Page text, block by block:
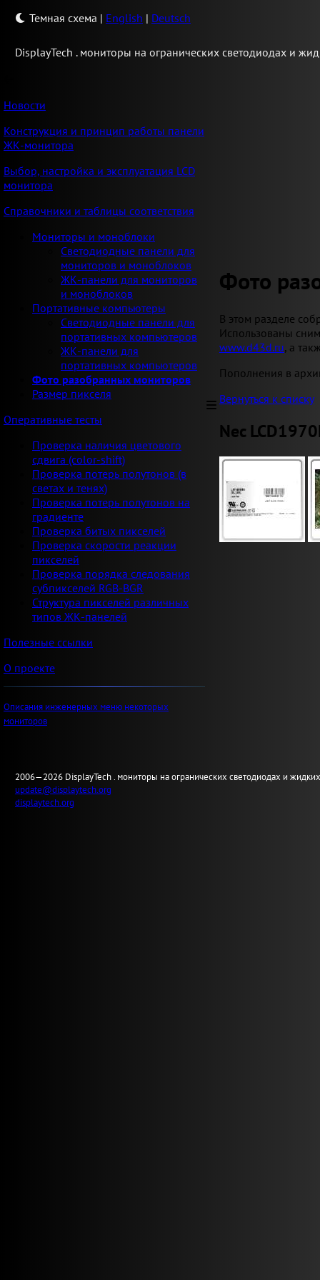
Темная схема | English | Deutsch
DisplayTech . мониторы на огранических светодиодах и
Новости
Конструкция и принцип работы панели
ЖК-монитора
Выбор, настройка и эксплуатация LCD
монитора
Справочники и таблицы соответствия
Мониторы и моноблоки
Светодиодные панели для
мониторов и моноблоков
ЖК-панели для мониторов
и моноблоков
Портативные компьютеры
Светодиодные панели для
портативных компьютеров
ЖК-панели для
портативных компьютеров
Фото разобранных мониторов
Размер пикселя
Оперативные тесты
Проверка наличия цветового
сдвига (color-shift)
Проверка потерь полутонов (в
светах и тенях)
Проверка потерь полутонов на
градиенте
Проверка битых пикселей
Проверка скорости реакции
пикселей
Проверка порядка следования
субпикселей RGB-BGR
Структура пикселей различных
типов ЖК-панелей
Полезные ссылки
О проекте
Описания инженерных меню некоторых
мониторов
Фото
В этом разделе
Использованы
www.d43d.ru, а
Пополнения в
Вернуться к списку
Nec
2006—2026 DisplayTech . мониторы на огранических светодиодах и
update@displaytech.org
displaytech.org